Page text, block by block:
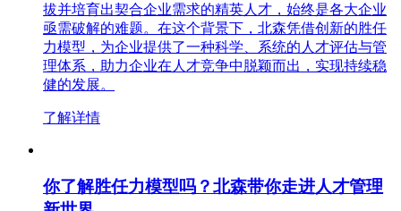
拔并培育出契合企业需求的精英人才，始终是各大企业
亟需破解的难题。在这个背景下，北森凭借创新的胜任
力模型，为企业提供了一种科学、系统的人才评估与管
理体系，助力企业在人才竞争中脱颖而出，实现持续稳
健的发展。
了解详情
你了解胜任力模型吗？北森带你走进人才管理